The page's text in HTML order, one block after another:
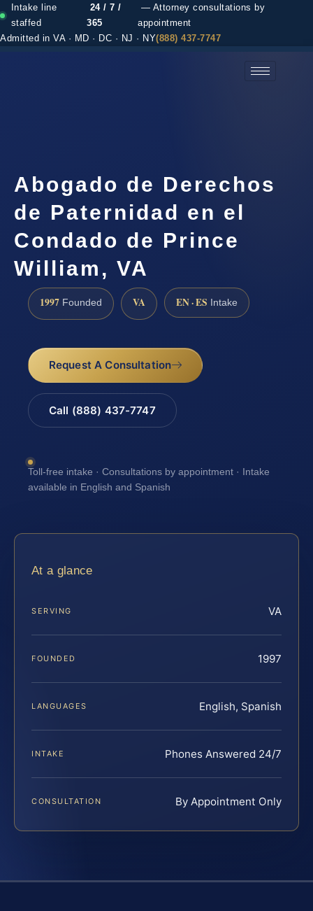
Intake line
staffed
24 / 7 /
365
— Attorney consultations by
appointment
Admitted in VA · MD · DC · NJ · NY(888) 437-7747
Abogado de Derechos
de Paternidad en el
Condado de Prince
William, VA
1997 Founded VA EN · ES Intake
Request A Consultation
Call (888) 437-7747
Toll-free intake · Consultations by appointment · Intake
available in English and Spanish
At a glance
SERVING VA
FOUNDED 1997
LANGUAGES English, Spanish
INTAKE Phones Answered 24/7
CONSULTATION By Appointment Only